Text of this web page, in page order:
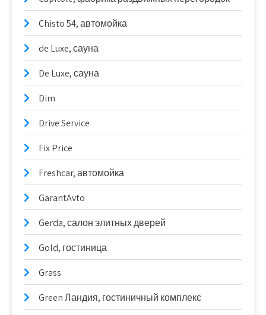
Chisto 54, автомойка
de Luxe, сауна
De Luxe, сауна
Dim
Drive Service
Fix Price
Freshcar, автомойка
GarantAvto
Gerda, салон элитных дверей
Gold, гостиница
Grass
Green Ландия, гостиничный комплекс